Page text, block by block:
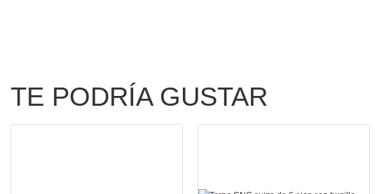
TE PODRÍA GUSTAR